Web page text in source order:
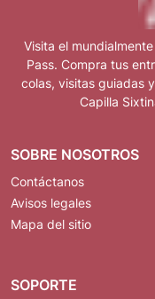
Visita el
Pass. Compra tus
colas, visitas guiadas
Capilla
SOBRE NOSOTROS
Contáctanos
Avisos legales
Mapa del sitio
SOPORTE